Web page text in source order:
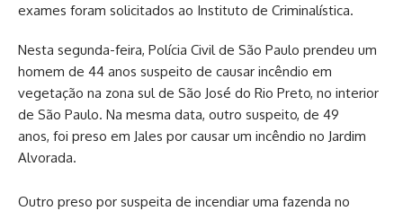
exames foram solicitados ao Instituto de Criminalística.
Nesta segunda-feira, Polícia Civil de São Paulo prendeu um
homem de 44 anos suspeito de causar incêndio em
vegetação na zona sul de São José do Rio Preto, no interior
de São Paulo. Na mesma data, outro suspeito, de 49
anos, foi preso em Jales por causar um incêndio no Jardim
Alvorada.
Outro preso por suspeita de incendiar uma fazenda no